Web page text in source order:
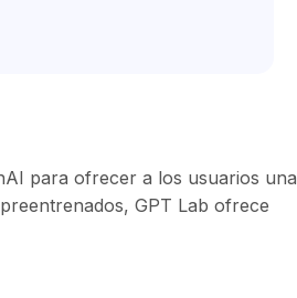
para ofrecer a los usuarios una
GPT Lab ofrece